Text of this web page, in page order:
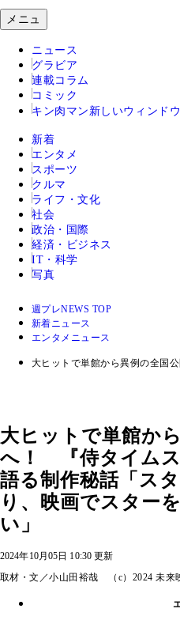
メニュ
ニュース
グラビア
連載コラム
コミック
キン肉マン 新しいウィンド
新着
エンタメ
スポーツ
クルマ
ライフ・文化
社会
政治・国際
経済・ビジネス
IT・科学
写真
週プレNEWS TOP
新着ニュース
エンタメニュース
大ヒットで単館から異例の全国
大ヒットで単館か
へ！ 『侍タイム
語る制作秘話「ス
り、映画でスター
い」
2024年10月05日 10:30 更新
取材・文／小山田裕哉 （c）2024 未来